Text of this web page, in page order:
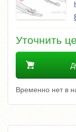
Уточнить
Временно нет в